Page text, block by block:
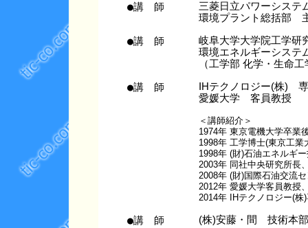
●講 師
三菱日立パワーシステ
環境プラント総括部
●講 師
岐阜大学大学院工学研
環境エネルギーシス
（工学部 化学・生命
●講 師
IHテクノロジー(株)
愛媛大学 客員教授
＜講師紹介＞
1974年 東京電機大学卒業
1998年 工学博士(東京工業
1998年 (財)石油エネルギ
2003年 同社中央研究所長
2008年 (財)国際石油交流
2012年 愛媛大学客員教授
2014年 IHテクノロジー(株
●講 師 (株)安藤・間 技術本